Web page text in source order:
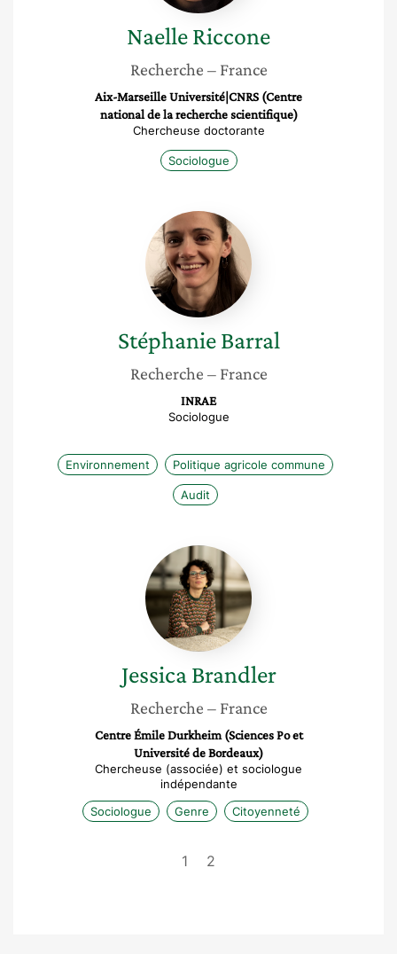
NaelleRiccone
Recherche – France
Aix-Marseille Université|CNRS (Centre
national de la recherche scientifique)
Chercheuse doctorante
Sociologue
Stéphanie
Barral
Stéphanie Barral
Recherche – France
INRAE
Sociologue
Environnement Politique agricole commune
Audit
Jessica
Brandler
Jessica Brandler
Recherche – France
Centre Émile Durkheim (Sciences Po et
Université de Bordeaux)
Chercheuse (associée) et sociologue
indépendante
Sociologue
Genre Citoyenneté
1 2